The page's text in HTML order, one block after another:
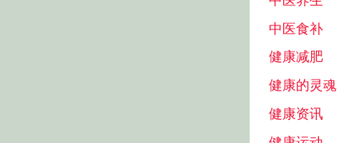
中医食补
健康减肥
健康的灵魂
健康资讯